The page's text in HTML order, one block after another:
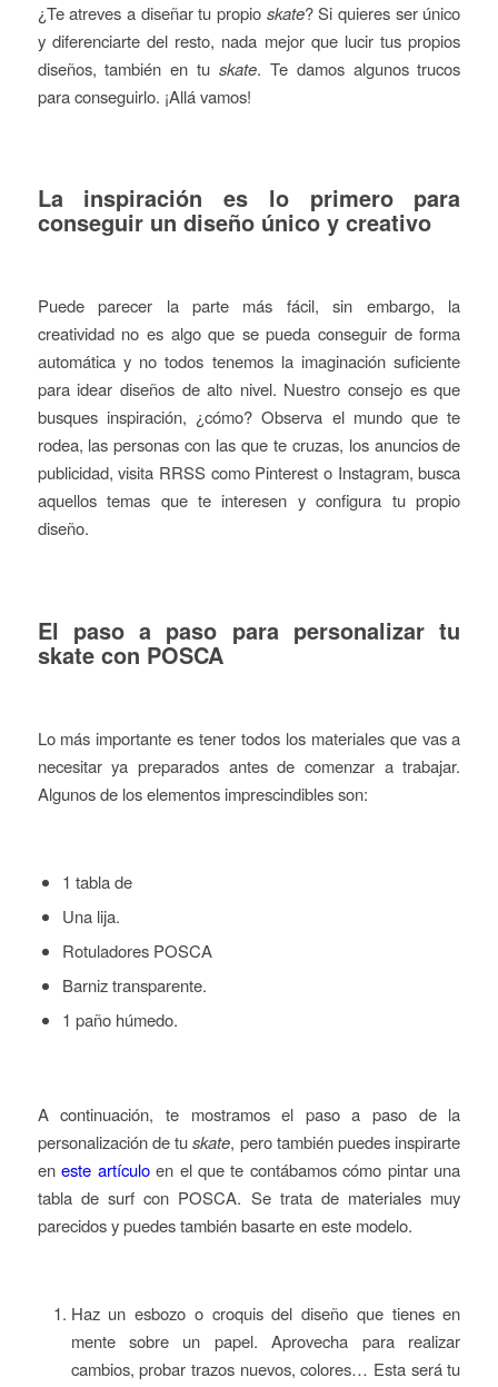
¿Te atreves a diseñar tu propio skate? Si quieres ser único
y diferenciarte del resto, nada mejor que lucir tus propios
diseños, también en tu skate. Te damos algunos trucos
para conseguirlo. ¡Allá vamos!
La inspiración es lo primero para
conseguir un diseño único y creativo
Puede parecer la parte más fácil, sin embargo, la
creatividad no es algo que se pueda conseguir de forma
automática y no todos tenemos la imaginación suficiente
para idear diseños de alto nivel. Nuestro consejo es que
busques inspiración, ¿cómo? Observa el mundo que te
rodea, las personas con las que te cruzas, los anuncios de
publicidad, visita RRSS como Pinterest o Instagram, busca
aquellos temas que te interesen y configura tu propio
diseño.
El paso a paso para personalizar tu
skate con POSCA
Lo más importante es tener todos los materiales que vas a
necesitar ya preparados antes de comenzar a trabajar.
Algunos de los elementos imprescindibles son:
1 tabla de
Una lija.
Rotuladores POSCA
Barniz transparente.
1 paño húmedo.
A continuación, te mostramos el paso a paso de la
personalización de tuskate, pero también puedes inspirarte
eneste artículoen el que te contábamos cómo pintar una
tabla de surf con POSCA. Se trata de materiales muy
parecidos y puedes también basarte en este modelo.
Haz un esbozo o croquis del diseño que tienes en
mente sobre un papel. Aprovecha para realizar
cambios, probar trazos nuevos, colores… Esta será tu